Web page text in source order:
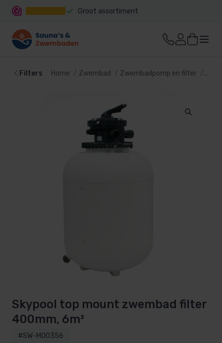
Groot assortiment
Filters Home Zwembad Zwembadpomp en filter
Skypool top mount zwembad filter
400mm, 6m³
#SW-M00356